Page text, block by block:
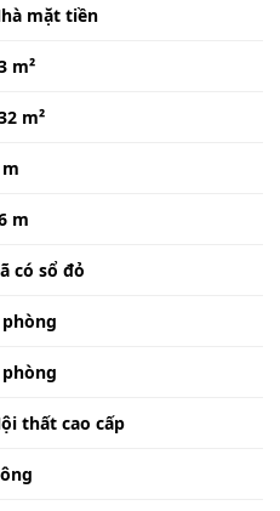
mặt tiền
m²
m²
m
có sổ đỏ
thất cao cấp